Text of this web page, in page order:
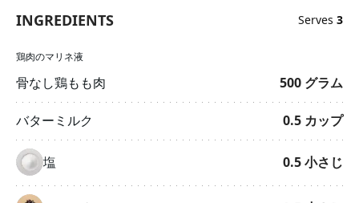
INGREDIENTS Serves 3
鶏肉のマリネ液
骨なし鶏もも肉 500 グラム
バターミルク 0.5 カップ
塩 0.5小さじ